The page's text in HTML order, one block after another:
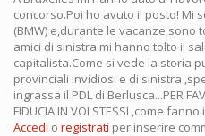
concorso.Poi ho avuto il posto! Mi
(BMW) e,durante le vacanze,sono
amici di sinistra mi hanno tolto il
capitalista.Come si vede la storia
provinciali invidiosi e di sinistra
ingrassa il PDL di Berlusca...PER
FIDUCIA IN VOI STESSI ,come fanno
Accedi o registrati per inserire